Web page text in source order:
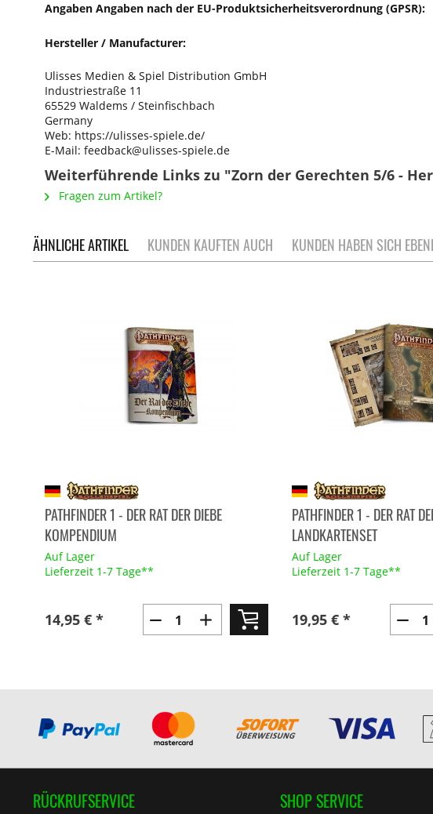
Angaben Angaben nach der EU-Produktsicherheitsverordnung (GPSR):
Hersteller / Manufacturer:
Ulisses Medien & Spiel Distribution GmbH
Industriestraße 11
65529 Waldems / Steinfischbach
Germany
Web: https://ulisses-spiele.de/
E-Mail: feedback@ulisses-spiele.de
Weiterführende Links zu "Zorn der Gerechten 5/6 -
Fragen zum Artikel?
ÄHNLICHE ARTIKEL KUNDEN KAUFTEN AUCH KUNDEN HABEN SICH
PATHFINDER 1 - DER RAT DER DIEBE
KOMPENDIUM
Auf Lager
Lieferzeit 1-7 Tage**
14,95 € *
PATHFINDER 1 - DER RAT
LANDKARTENSET
Auf Lager
Lieferzeit 1-7 Tage**
19,95 € *
RÜCKRUFSERVICE SHOP SERVICE